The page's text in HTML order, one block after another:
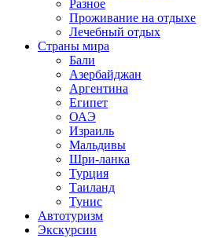
Разное
Проживание на отдыхе
Лечебный отдых
Страны мира
Бали
Азербайджан
Аргентина
Египет
ОАЭ
Израиль
Мальдивы
Шри-ланка
Турция
Таиланд
Тунис
Автотуризм
Экскурсии